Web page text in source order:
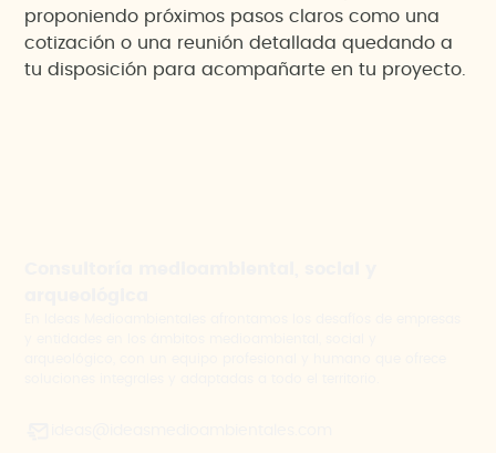
proponiendo próximos pasos claros como una
cotización o una reunión detallada quedando a
tu disposición para acompañarte en tu proyecto.